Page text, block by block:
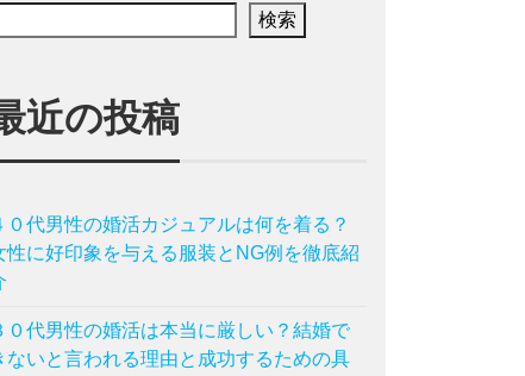
検索
近の投稿
０代男性の婚活カジュアルは何を着る？
性に好印象を与える服装とNG例を徹底紹
０代男性の婚活は本当に厳しい？結婚で
ないと言われる理由と成功するための具